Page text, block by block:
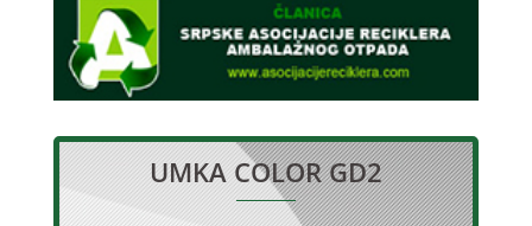
UMKA COLOR GD2